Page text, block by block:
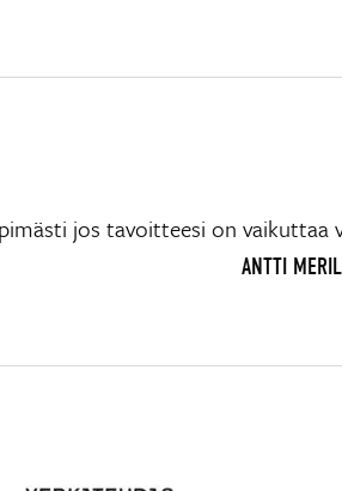
jos tavoitteesi on vaikuttaa
ANTTI